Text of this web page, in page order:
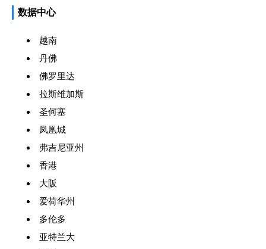
数据中心
越南
丹佛
佛罗里达
拉斯维加斯
圣何塞
凤凰城
弗吉尼亚州
香港
大阪
爱荷华州
多伦多
亚特兰大